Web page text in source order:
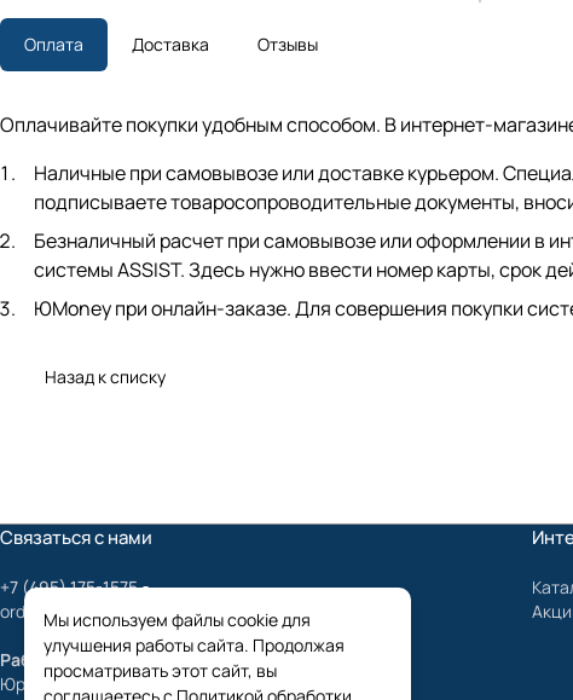
Оплата Доставка Отзывы
Оплачивайте покупки удобным способом. В интернет-
Наличные при самовывозе или доставке курьером.
подписываете товаросопроводительные документы,
Безналичный расчет при самовывозе или оформлении в
системы ASSIST. Здесь нужно ввести номер карты, срок
ЮMoney при онлайн-заказе. Для совершения покупки
Назад к списку
Связаться с нами
+7 (495) 175-1575
order@mygrundfos.ru
Работаем только с юридическими лицами
Юридический адрес:
Мы используем файлы cookie для
улучшения работы сайта. Продолжая
просматривать этот сайт, вы